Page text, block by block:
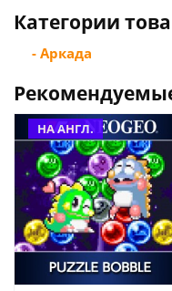
Категории
- Аркада
НА АНГЛ.